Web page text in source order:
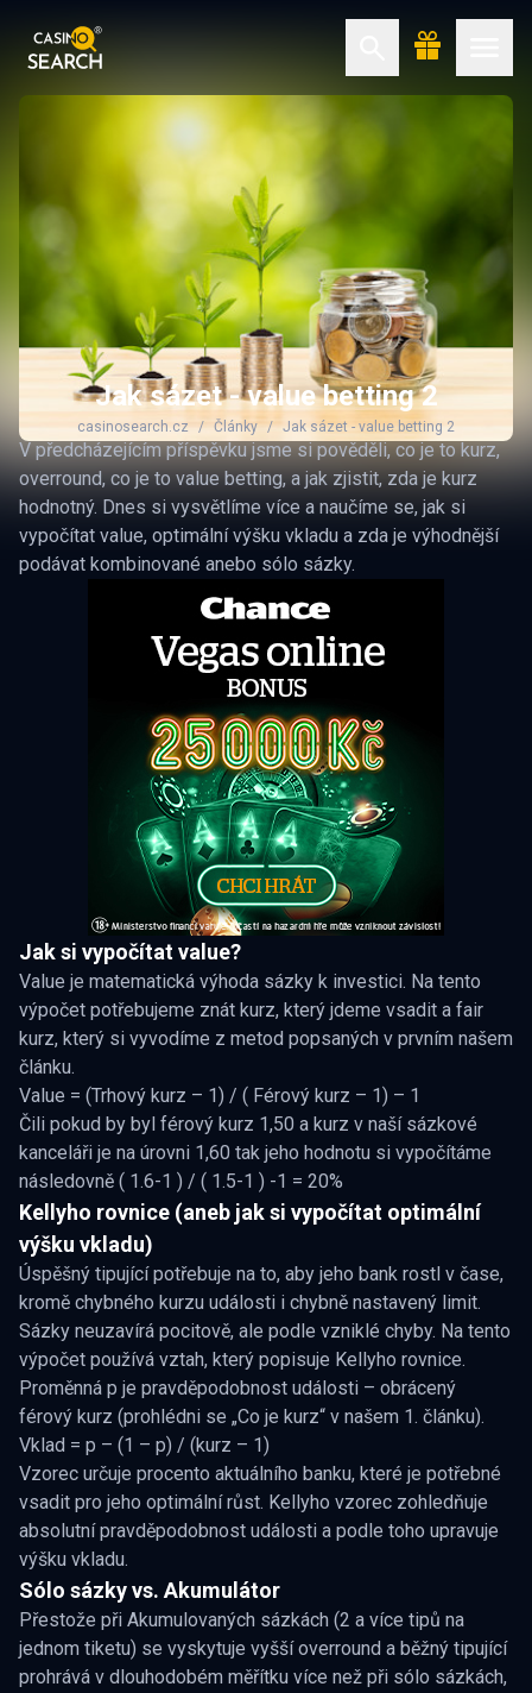
Jak sázet - value betting 2
casinosearch.cz Články Jak sázet - value betting 2
V předcházejícím příspěvku jsme si pověděli, co je to kurz,
overround, co je to value betting, a jak zjistit, zda je kurz
hodnotný. Dnes si vysvětlíme více a naučíme se, jak si
vypočítat value, optimální výšku vkladu a zda je výhodnější
podávat kombinované anebo sólo sázky.
Jak si vypočítat value?
Value je matematická výhoda sázky k investici. Na tento
výpočet potřebujeme znát kurz, který jdeme vsadit a fair
kurz, který si vyvodíme z metod popsaných v prvním našem
článku.
Value = (Trhový kurz – 1) / ( Férový kurz – 1) – 1
Čili pokud by byl férový kurz 1,50 a kurz v naší sázkové
kanceláři je na úrovni 1,60 tak jeho hodnotu si vypočítáme
následovně ( 1.6-1 ) / ( 1.5-1 ) -1 = 20%
Kellyho rovnice (aneb jak si vypočítat optimální
výšku vkladu)
Úspěšný tipující potřebuje na to, aby jeho bank rostl v čase,
kromě chybného kurzu události i chybně nastavený limit.
Sázky neuzavírá pocitově, ale podle vzniklé chyby. Na tento
výpočet používá vztah, který popisuje Kellyho rovnice.
Proměnná p je pravděpodobnost události – obrácený
férový kurz (prohlédni se „Co je kurz“ v našem 1. článku).
Vklad = p – (1 – p) / (kurz – 1)
Vzorec určuje procento aktuálního banku, které je potřebné
vsadit pro jeho optimální růst. Kellyho vzorec zohledňuje
absolutní pravděpodobnost události a podle toho upravuje
výšku vkladu.
Sólo sázky vs. Akumulátor
Přestože při Akumulovaných sázkách (2 a více tipů na
jednom tiketu) se vyskytuje vyšší overround a běžný tipující
prohrává v dlouhodobém měřítku více než při sólo sázkách,